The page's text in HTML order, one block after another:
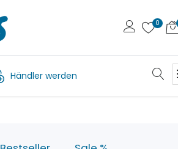
Händler werden